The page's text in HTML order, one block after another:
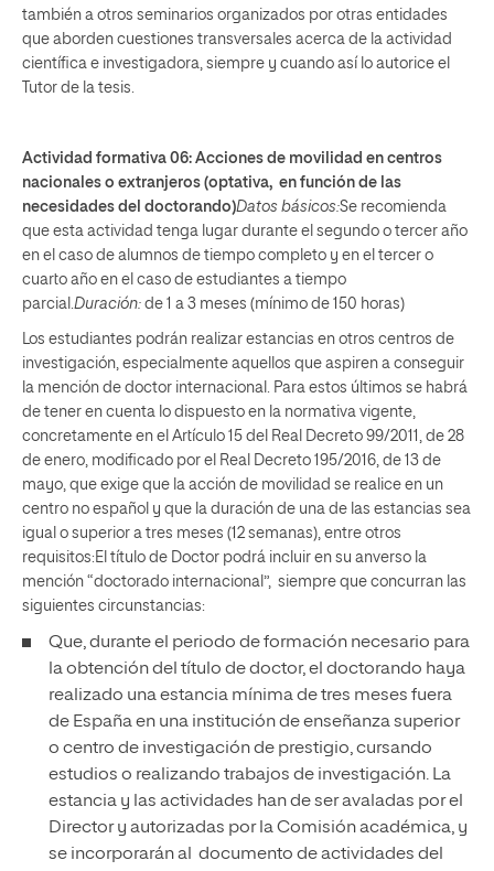
también a otros seminarios organizados por otras entidades
que aborden cuestiones transversales acerca de la actividad
científica e investigadora, siempre y cuando así lo autorice el
Tutor de la tesis.
Actividad formativa 06: Acciones de movilidad en centros
nacionales o extranjeros (optativa, en función de las
necesidades del doctorando)Datos básicos:Se recomienda
que esta actividad tenga lugar durante el segundo o tercer año
en el caso de alumnos de tiempo completo y en el tercer o
cuarto año en el caso de estudiantes a tiempo
parcial.Duración: de 1 a 3 meses (mínimo de 150 horas)
Los estudiantes podrán realizar estancias en otros centros de
investigación, especialmente aquellos que aspiren a conseguir
la mención de doctor internacional. Para estos últimos se habrá
de tener en cuenta lo dispuesto en la normativa vigente,
concretamente en el Artículo 15 del Real Decreto 99/2011, de 28
de enero, modificado por el Real Decreto 195/2016, de 13 de
mayo, que exige que la acción de movilidad se realice en un
centro no español y que la duración de una de las estancias sea
igual o superior a tres meses (12 semanas), entre otros
requisitos:El título de Doctor podrá incluir en su anverso la
mención “doctorado internacional”, siempre que concurran las
siguientes circunstancias:
Que, durante el periodo de formación necesario para
la obtención del título de doctor, el doctorando haya
realizado una estancia mínima de tres meses fuera
de España en una institución de enseñanza superior
o centro de investigación de prestigio, cursando
estudios o realizando trabajos de investigación. La
estancia y las actividades han de ser avaladas por el
Director y autorizadas por la Comisión académica, y
se incorporarán al documento de actividades del